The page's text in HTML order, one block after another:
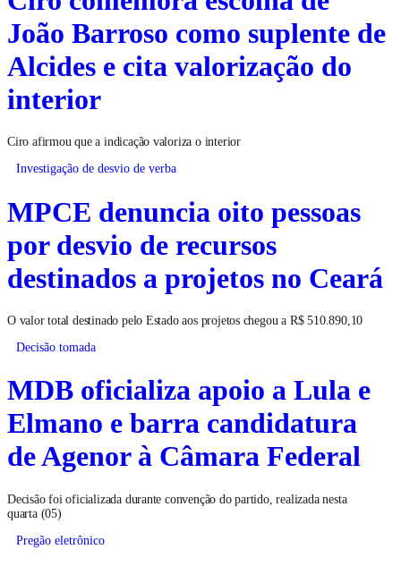
João Barroso como suplente de
Alcides e cita valorização do
interior
Ciro afirmou que a indicação valoriza o interior
Investigação de desvio de verba
MPCE denuncia oito pessoas
por desvio de recursos
destinados a projetos no Ceará
O valor total destinado pelo Estado aos projetos chegou a R$ 510.890,10
Decisão tomada
MDB oficializa apoio a Lula e
Elmano e barra candidatura
de Agenor à Câmara Federal
Decisão foi oficializada durante convenção do partido, realizada nesta
quarta (05)
Pregão eletrônico